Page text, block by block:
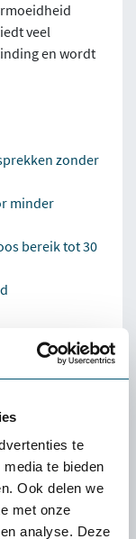
te
te bieden
Ook delen we
met onze
analyse. Deze
veel
en wordt
zonder
minder
bereik tot 30